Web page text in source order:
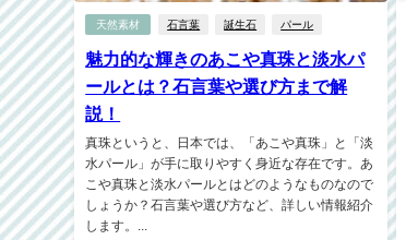
天然素材 石言葉 誕生石 パール
魅力的な輝きのあこや真珠と淡水パ
ールとは？石言葉や選び方まで解
説！
真珠というと、日本では、「あこや真珠」と「淡
水パール」が手に取りやすく身近な存在です。あ
こや真珠と淡水パールとはどのようなものなので
しょうか？石言葉や選び方など、詳しい情報紹介
します。...